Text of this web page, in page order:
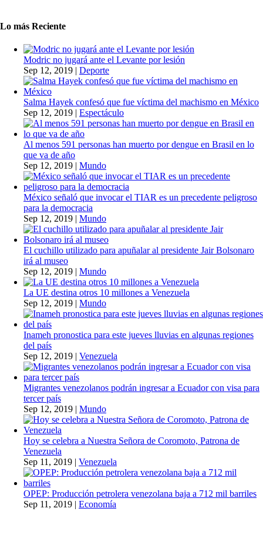
Lo más Reciente
Modric no jugará ante el Levante por lesión
Sep 12, 2019 | Deporte
Salma Hayek confesó que fue víctima del machismo en México
Sep 12, 2019 | Espectáculo
Al menos 591 personas han muerto por dengue en Brasil en lo
que va de año
Sep 12, 2019 | Mundo
México señaló que invocar el TIAR es un precedente peligroso
para la democracia
Sep 12, 2019 | Mundo
El cuchillo utilizado para apuñalar al presidente Jair Bolsonaro
irá al museo
Sep 12, 2019 | Mundo
La UE destina otros 10 millones a Venezuela
Sep 12, 2019 | Mundo
Inameh pronostica para este jueves lluvias en algunas regiones
del país
Sep 12, 2019 | Venezuela
Migrantes venezolanos podrán ingresar a Ecuador con visa para
tercer país
Sep 12, 2019 | Mundo
Hoy se celebra a Nuestra Señora de Coromoto, Patrona de
Venezuela
Sep 11, 2019 | Venezuela
OPEP: Producción petrolera venezolana baja a 712 mil barriles
Sep 11, 2019 | Economía